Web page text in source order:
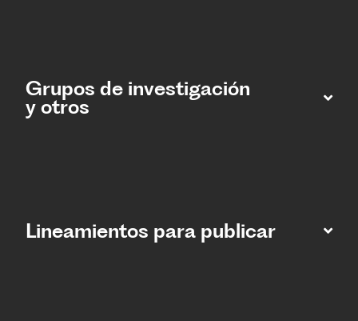
Grupos de investigación
y otros
Lineamientos para publicar